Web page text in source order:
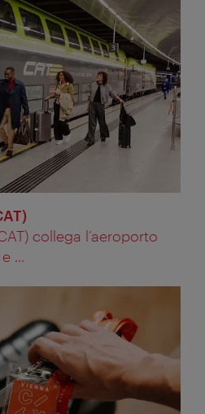
collega l’aeroporto
...